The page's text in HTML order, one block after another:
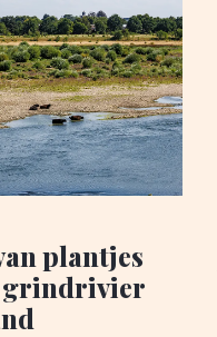
plantjes
grindrivier